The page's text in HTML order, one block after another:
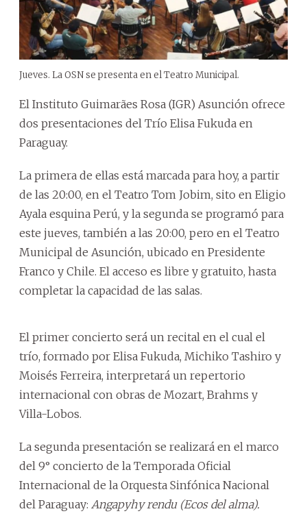
Jueves. La OSN se presenta en el Teatro Municipal.
El Instituto Guimarães Rosa (IGR) Asunción ofrece
dos presentaciones del Trío Elisa Fukuda en
Paraguay.
La primera de ellas está marcada para hoy, a partir
de las 20:00, en el Teatro Tom Jobim, sito en Eligio
Ayala esquina Perú, y la segunda se programó para
este jueves, también a las 20:00, pero en el Teatro
Municipal de Asunción, ubicado en Presidente
Franco y Chile. El acceso es libre y gratuito, hasta
completar la capacidad de las salas.
El primer concierto será un recital en el cual el
trío, formado por Elisa Fukuda, Michiko Tashiro y
Moisés Ferreira, interpretará un repertorio
internacional con obras de Mozart, Brahms y
Villa-Lobos.
La segunda presentación se realizará en el marco
del 9° concierto de la Temporada Oficial
Internacional de la Orquesta Sinfónica Nacional
del Paraguay: Angapyhy rendu (Ecos del alma).